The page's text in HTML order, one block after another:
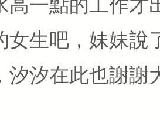
高一點的工作才
女生吧，妹妹說
汐汐在此也謝謝